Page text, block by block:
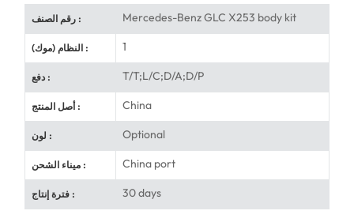
رقم الصنف : Mercedes-Benz GLC X253 body kit
النظام (موك) : 1
دفع : T/T;L/C;D/A;D/P
أصل المنتج : China
لون : Optional
ميناء الشحن : China port
فترة إنتاج : 30 days